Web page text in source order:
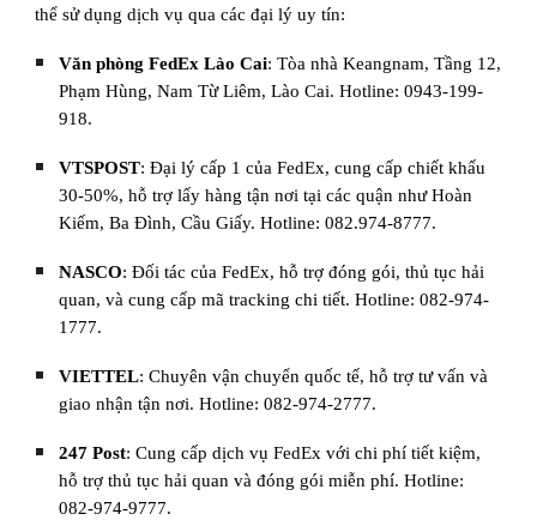
thể sử dụng dịch vụ qua các đại lý uy tín:
Văn phòng FedEx Lào Cai: Tòa nhà Keangnam, Tầng 12,
Phạm Hùng, Nam Từ Liêm, Lào Cai. Hotline: 0943-199-
918.
VTSPOST: Đại lý cấp 1 của FedEx, cung cấp chiết khấu
30-50%, hỗ trợ lấy hàng tận nơi tại các quận như Hoàn
Kiếm, Ba Đình, Cầu Giấy. Hotline: 082.974-8777.
NASCO: Đối tác của FedEx, hỗ trợ đóng gói, thủ tục hải
quan, và cung cấp mã tracking chi tiết. Hotline: 082-974-
1777.
VIETTEL: Chuyên vận chuyển quốc tế, hỗ trợ tư vấn và
giao nhận tận nơi. Hotline: 082-974-2777.
247 Post: Cung cấp dịch vụ FedEx với chi phí tiết kiệm,
hỗ trợ thủ tục hải quan và đóng gói miễn phí. Hotline:
082-974-9777.